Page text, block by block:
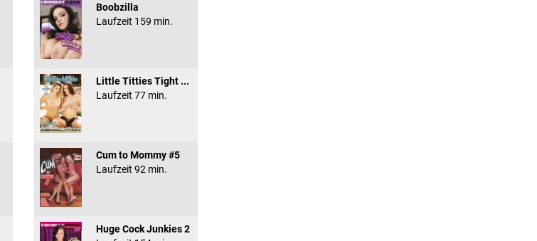
Boobzilla
Laufzeit 159 min.
Little Titties Tight ...
Laufzeit 77 min.
Cum to Mommy #5
Laufzeit 92 min.
Huge Cock Junkies 2